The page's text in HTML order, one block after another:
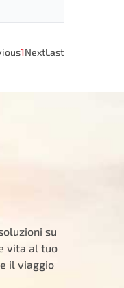
1NextLast
su
vita al tuo
il viaggio